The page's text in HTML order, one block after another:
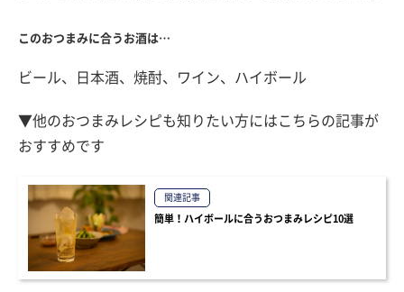
このおつまみに合うお酒は…
ビール、日本酒、焼酎、ワイン、ハイボール
▼他のおつまみレシピも知りたい方にはこちらの記事が
おすすめです
関連記事
簡単！ハイボールに合うおつまみレシピ10選